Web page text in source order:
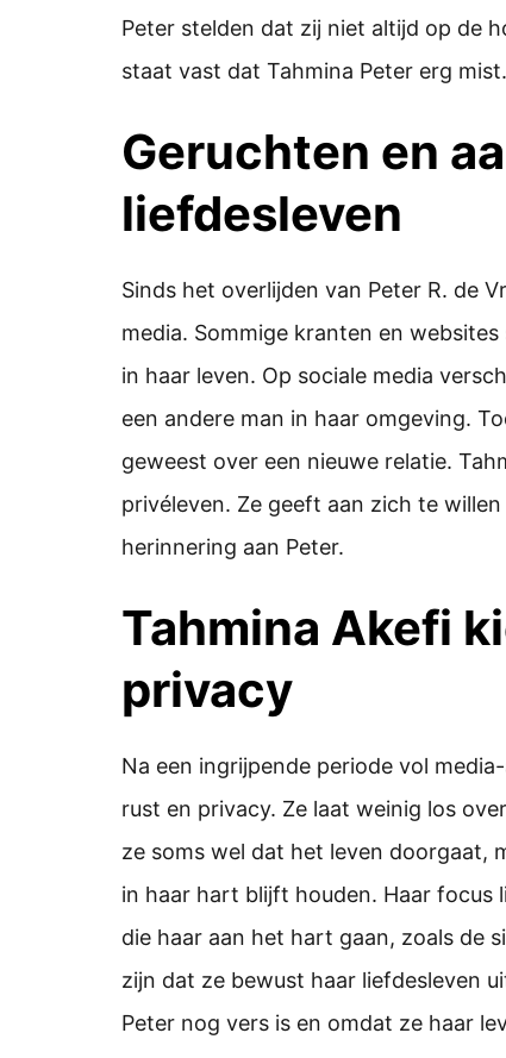
Peter stelden dat zij niet altijd op de
staat vast dat Tahmina Peter erg mist.
Geruchten en
liefdesleven
Sinds het overlijden van Peter R. de
media. Sommige kranten en
in haar leven. Op sociale media
een andere man in haar omgeving.
geweest over een nieuwe relatie.
privéleven. Ze geeft aan zich te
herinnering aan Peter.
Tahmina Akefi
privacy
Na een ingrijpende periode vol
rust en privacy. Ze laat weinig los
ze soms wel dat het leven doorgaat,
in haar hart blijft houden. Haar focus
die haar aan het hart gaan, zoals de
zijn dat ze bewust haar liefdesleven
Peter nog vers is en omdat ze haar